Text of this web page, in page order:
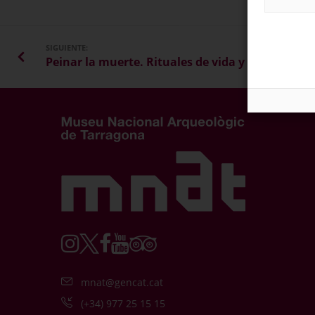
SIGUIENTE:
mnat@gencat.cat
(+34) 977 25 15 15